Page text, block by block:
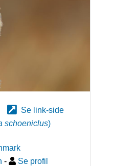
Se link-side
schoeniclus)
- Se profil